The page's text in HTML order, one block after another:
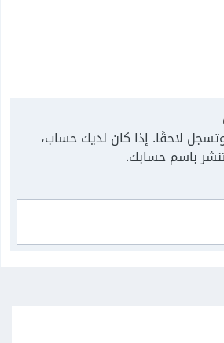
لاحقًا. إذا كان لديك حساب،
باسم حسابك.